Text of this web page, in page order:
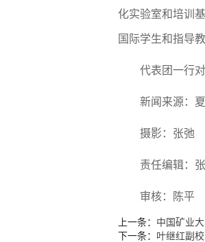
化实验室和培训
国际学生和指导
代表团一行
新闻来源：
摄影：张弛
责任编辑：
审核：陈平
上一条： 中国矿业
下一条： 叶继红副